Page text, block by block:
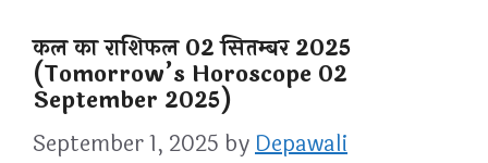
कल का राशिफल 02 सितम्बर 2025
(Tomorrow’s Horoscope 02
September 2025)
September 1, 2025 byDepawali